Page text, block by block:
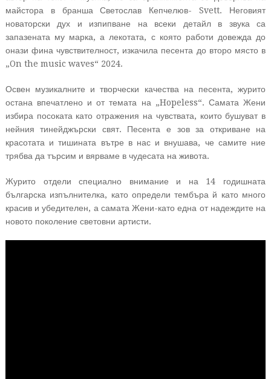
майстора в бранша Светослав Кепчелюв- Svett. Неговият
новаторски дух и изпипване на всеки детайл в звука са
запазената му марка, а лекотата, с която работи довежда до
онази фина чувствителност, изкачила песента до второ място в
„On the music waves“ 2024.
Освен музикалните и творчески качества на песента, журито
остана впечатлено и от темата на „Hopeless“. Самата Жени
избира посоката като отражения на чувствата, които бушуват в
нейния тинейджърски свят. Песента е зов за откриване на
красотата и тишината вътре в нас и внушава, че самите ние
трябва да търсим и вярваме в чудесата на живота.
Журито отдели специално внимание и на 14 годишната
българска изпълнителка, като определи тембъра й като много
красив и убедителен, а самата Жени-като една от надеждите на
новото поколение световни артисти.